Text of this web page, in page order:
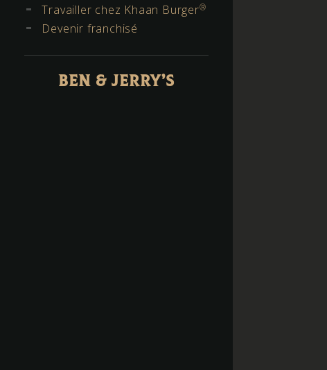
Travailler chez Khaan Burger®
Devenir franchisé
BEN & JERRY’S